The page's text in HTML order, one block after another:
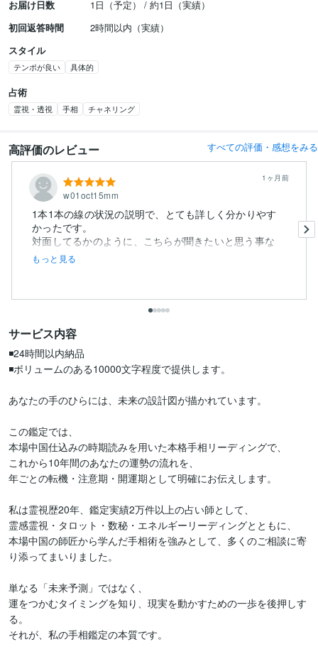
お届け日数
1日（予定） / 約1日（実績）
初回返答時間
2時間以内（実績）
スタイル
テンポが良い 具体的
占術
霊視・透視 手相 チャネリング
高評価のレビュー すべての評価・感想をみる
w01oct15mm
1ヶ月前
1本1本の線の状況の説明で、とても詳しく分かりやす
かったです。
対面してるかのように、こちらが聞きたいと思う事な
く、全て...
もっと見る
サービス内容
◾️24時間以内納品
◾️ボリュームのある10000文字程度で提供します。
あなたの手のひらには、未来の設計図が描かれています。
この鑑定では、
本場中国仕込みの時期読みを用いた本格手相リーディングで、
これから10年間のあなたの運勢の流れを、
年ごとの転機・注意期・開運期として明確にお伝えします。
私は霊視歴20年、鑑定実績2万件以上の占い師として、
霊感霊視・タロット・数秘・エネルギーリーディングとともに、
本場中国の師匠から学んだ手相術を強みとして、多くのご相談に寄
り添ってまいりました。
単なる「未来予測」ではなく、
運をつかむタイミングを知り、現実を動かすための一歩を後押しす
る。
それが、私の手相鑑定の本質です。